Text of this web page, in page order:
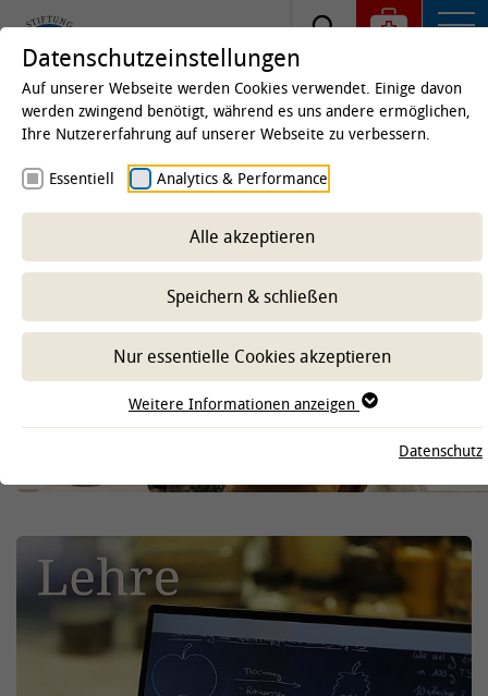
Institut für Tierernährung
-- Unterbereich wählen --
Datenschutzeinstellungen
Auf unserer Webseite werden Cookies verwendet. Einige davon
werden zwingend benötigt, während es uns andere ermöglichen,
Ihre Nutzererfahrung auf unserer Webseite zu verbessern.
Essentiell Analytics & Performance
Alle akzeptieren
Speichern & schließen
Nur essentielle Cookies akzeptieren
Weitere Informationen anzeigen
Datenschutz